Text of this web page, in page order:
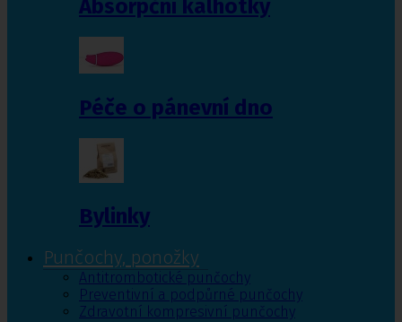
Absorpční kalhotky
Péče o pánevní dno
Bylinky
Punčochy, ponožky
Antitrombotické punčochy
Preventivní a podpůrné punčochy
Zdravotní kompresivní punčochy